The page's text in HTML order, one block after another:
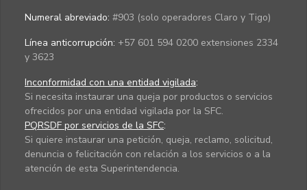
Numeral abreviado: #903 (solo operadores Claro y Tigo)
Línea anticorrupción: +57 601 594 0200 extensiones 2334
y 3623
Inconformidad con una entidad vigilada:
Si necesita instaurar una queja por productos o servicios
ofrecidos por una entidad vigilada por la SFC.
PQRSDF por servicios de la SFC:
Si quiere instaurar una petición, queja, reclamo, solicitud,
denuncia o felicitación con relación a los servicios o a la
atención de esta Superintendencia.